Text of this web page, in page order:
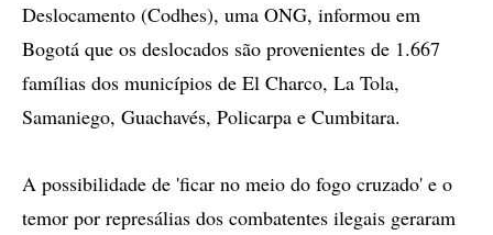
Deslocamento (Codhes), uma ONG, informou em
Bogotá que os deslocados são provenientes de 1.667
famílias dos municípios de El Charco, La Tola,
Samaniego, Guachavés, Policarpa e Cumbitara.
A possibilidade de 'ficar no meio do fogo cruzado' e o
temor por represálias dos combatentes ilegais geraram